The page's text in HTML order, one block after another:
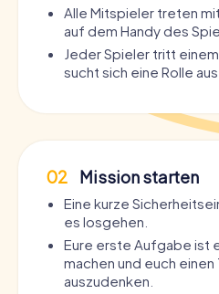
Alle Mitspieler treten
auf dem Handy des
Jeder Spieler tritt
sucht sich eine Rolle aus.
02 Mission starten
Eine kurze
es losgehen.
Eure erste Aufgabe ist
machen und euch einen
auszudenken.